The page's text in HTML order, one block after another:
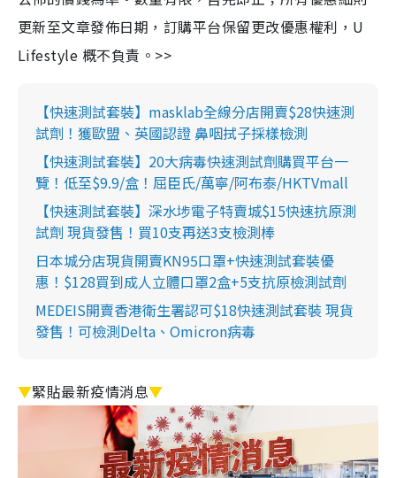
更新至文章發佈日期，訂購平台保留更改優惠權利，U
Lifestyle 概不負責。>>
【快速測試套裝】masklab全線分店開賣$28快速測
試劑！獲歐盟、英國認證 鼻咽拭子採樣檢測
【快速測試套裝】20大病毒快速測試劑購買平台一
覽！低至$9.9/盒！屈臣氏/萬寧/阿布泰/HKTVmall
【快速測試套裝】深水埗電子特賣城$15快速抗原測
試劑 現貨發售！買10支再送3支檢測棒
日本城分店現貨開賣KN95口罩+快速測試套裝優
惠！$128買到成人立體口罩2盒+5支抗原檢測試劑
MEDEIS開賣香港衛生署認可$18快速測試套裝 現貨
發售！可檢測Delta、Omicron病毒
▼緊貼最新疫情消息▼